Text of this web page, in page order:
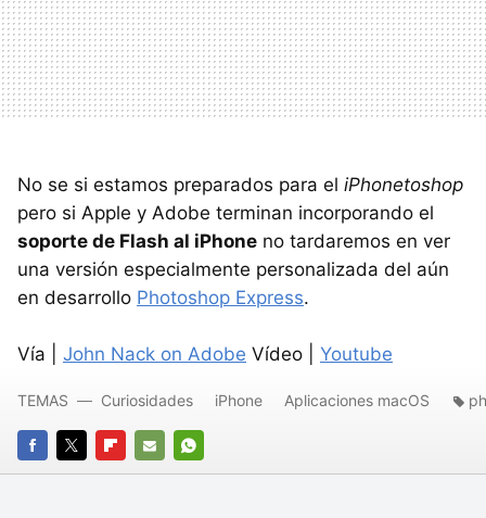
No se si estamos preparados para el iPhonetoshop
pero si Apple y Adobe terminan incorporando el
soporte de Flash al iPhone no tardaremos en ver
una versión especialmente personalizada del aún
en desarrollo Photoshop Express.
Vía | John Nack on Adobe Vídeo | Youtube
FACEBOOK
TWITTERFLIPBOARD
E-
WHATSAPP
TEMAS Curiosidades iPhone Aplicaciones macOS